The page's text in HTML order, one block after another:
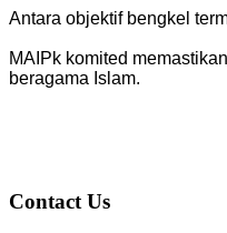
Antara objektif bengkel
MAIPk komited
beragama Islam.
Contact Us